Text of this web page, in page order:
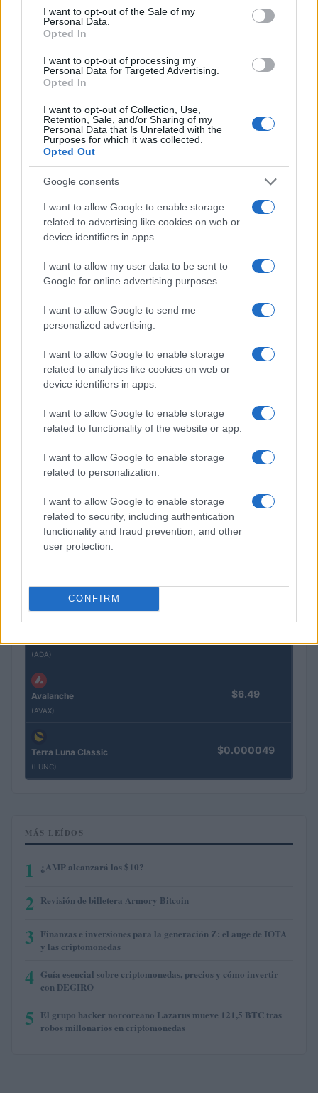
consent section.
I want to opt-out of the Sale of my
Personal Data.
Opted In
I want to opt-out of processing my
Personal Data for Targeted Advertising.
Opted In
I want to opt-out of Collection, Use,
Retention, Sale, and/or Sharing of my
Personal Data that Is Unrelated with the
Purposes for which it was collected.
Opted Out
Google consents
I want to allow Google to enable storage
related to advertising like cookies on web or
device identifiers in apps.
I want to allow my user data to be sent to
Google for online advertising purposes.
I want to allow Google to send me
personalized advertising.
I want to allow Google to enable storage
related to analytics like cookies on web or
device identifiers in apps.
I want to allow Google to enable storage
related to functionality of the website or app.
I want to allow Google to enable storage
related to personalization.
I want to allow Google to enable storage
related to security, including authentication
functionality and fraud prevention, and other
user protection.
CONFIRM
Diego Martín · 8 Ago 2026
COTIZACIONES CRYPTO
Nombre Precio
Bitcoin
(BTC)
$64,805.00
Ethereum
(ETH)
$1,914.84
BNB
XRP
(ADA)
Avalanche
(AVAX)
$6.49
Terra Luna Classic
(LUNC)
$0.000049
MÁS LEÍDOS
1 ¿AMP alcanzará los $10?
2 Revisión de billetera Armory Bitcoin
3 Finanzas e inversiones para la generación Z: el auge de IOTA
y las criptomonedas
4 Guía esencial sobre criptomonedas, precios y cómo invertir
con DEGIRO
5 El grupo hacker norcoreano Lazarus mueve 121,5 BTC tras
robos millonarios en criptomonedas